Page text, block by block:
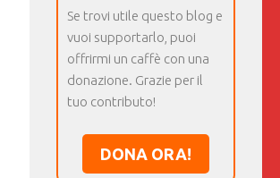
Se trovi utile questo blog e
vuoi supportarlo, puoi
offrirmi un caffè con una
donazione. Grazie per il
tuo contributo!
DONA ORA!